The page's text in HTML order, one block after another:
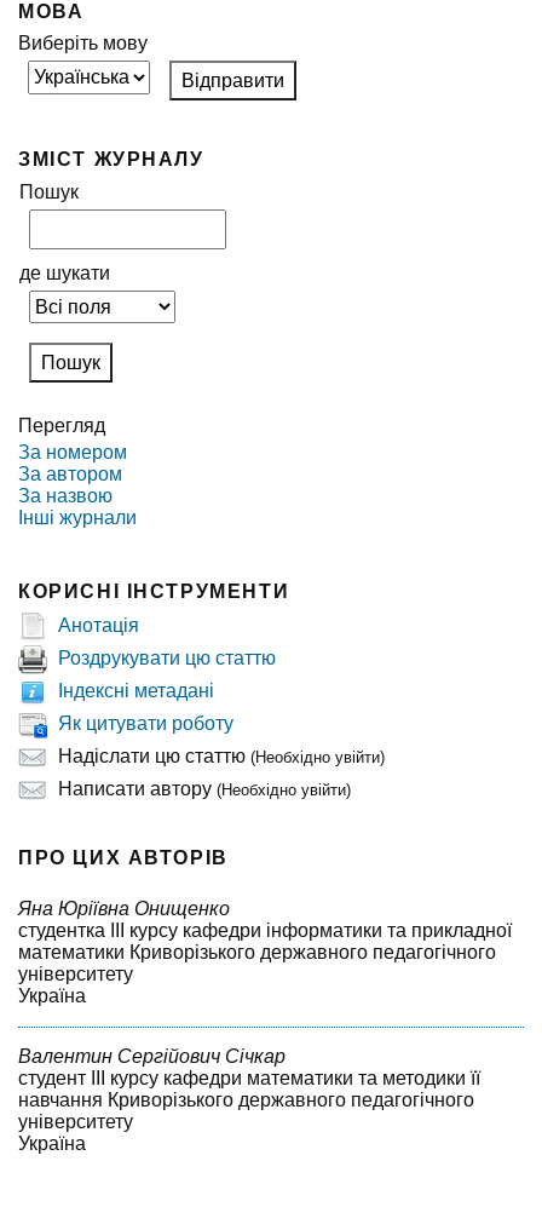
МОВА
Виберіть мову
ЗМІСТ ЖУРНАЛУ
Пошук
де шукати
Перегляд
За номером
За автором
За назвою
Інші журнали
КОРИСНІ ІНСТРУМЕНТИ
Анотація
Роздрукувати цю статтю
Індексні метадані
Як цитувати роботу
Надіслати цю статтю (Необхідно увійти)
Написати автору (Необхідно увійти)
ПРО ЦИХ АВТОРІВ
Яна Юріївна Онищенко
студентка ІІІ курсу кафедри інформатики та прикладної
математики Криворізького державного педагогічного
університету
Україна
Валентин Сергійович Січкар
студент ІІІ курсу кафедри математики та методики її
навчання Криворізького державного педагогічного
університету
Україна